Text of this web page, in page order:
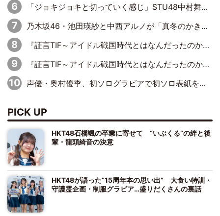
「ジョキジョキと切っていく感じ」STU48中村舞、新しい挑戦は自らの手で
乃木坂46・池田瑛紗と中西アルノが「真冬のかき氷」騒動で火花散らす！ 因縁の裏にあるのは、逆境をともに“凌”ぐ似た者同士の絆
『証言TIF～アイドル戦国時代とはなんだったのか～』第11回：私立恵比寿中学・真山りか×安本彩花「TIFで10年ぶりのキョンシーメイクをしたら、場を完全に引かせてしまって。時代が変わったんだなって」
『証言TIF～アイドル戦国時代とはなんだったのか～』第6回：でんぱ組.inc・古川未鈴×相沢梨紗「『ハロプロやりたかったな』って言ったら、夢眠ねむさんに『てめえはでんぱ組．incなんだよ！』って肩パンされて(笑)」
声優・奥村優季、初ソログラビアで初ソロ表紙を飾る！ 初めて見せる表情や、声優を志したきっかけなどを語った必読のインタビューを掲載
PICK UP
HKT48石橋颯の卒業に寄せて “いぶくる”の絆と後
輩・龍頭綺音の決意
HKT48が語った“15周年本の思い出” 大食い特訓・
守護霊企画・制服グラビア…盛りだくさんの裏話